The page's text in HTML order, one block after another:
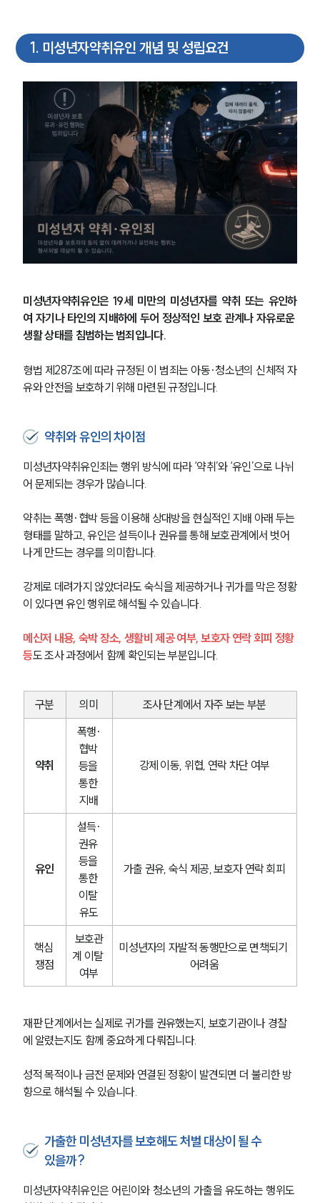
1 . 미성년자약취유인 개념 및 성립요건
미성년자약취유인은 19세 미만의 미성년자를 약취 또는 유인하
여 자기나 타인의 지배하에 두어 정상적인 보호 관계나 자유로운
생활 상태를 침범하는 범죄입니다.
형법 제287조에 따라 규정된 이 범죄는 아동·청소년의 신체적 자
유와 안전을 보호하기 위해 마련된 규정입니다.
약취와 유인의 차이점
미성년자약취유인죄는 행위 방식에 따라 ‘약취’와 ‘유인’으로 나뉘
어 문제되는 경우가 많습니다.
약취는 폭행·협박 등을 이용해 상대방을 현실적인 지배 아래 두는
형태를 말하고, 유인은 설득이나 권유를 통해 보호관계에서 벗어
나게 만드는 경우를 의미합니다.
강제로 데려가지 않았더라도 숙식을 제공하거나 귀가를 막은 정황
이 있다면 유인 행위로 해석될 수 있습니다.
메신저 내용, 숙박 장소, 생활비 제공 여부, 보호자 연락 회피 정황
등도 조사 과정에서 함께 확인되는 부분입니다.
구분 의미 조사 단계에서 자주 보는 부분
약취
폭행·
협박
등을
통한
지배
강제 이동, 위협, 연락 차단 여부
유인
설득·
권유
등을
통한
이탈
유도
가출 권유, 숙식 제공, 보호자 연락 회피
핵심
쟁점
보호관
계 이탈
여부
미성년자의 자발적 동행만으로 면책되기
어려움
재판 단계에서는 실제로 귀가를 권유했는지, 보호기관이나 경찰
에 알렸는지도 함께 중요하게 다뤄집니다.
성적 목적이나 금전 문제와 연결된 정황이 발견되면 더 불리한 방
향으로 해석될 수 있습니다.
가출한 미성년자를 보호해도 처벌 대상이 될 수
있을까?
미성년자약취유인은 어린이와 청소년의 가출을 유도하는 행위도